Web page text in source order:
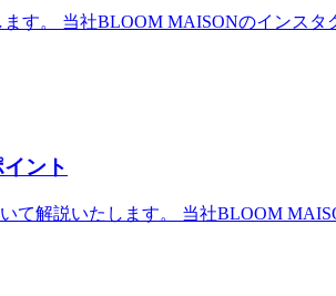
す。 当社BLOOM MAISONのインス
ント
て解説いたします。 当社BLOOM